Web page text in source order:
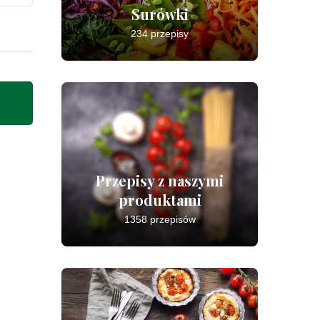
Surówki
234 przepisy
Przepisy z naszymi
produktami
1358 przepisów